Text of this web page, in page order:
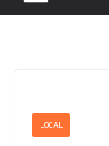
LOCAL